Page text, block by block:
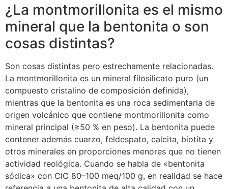
¿La montmorillonita es el mismo
mineral que la bentonita o son
cosas distintas?
Son cosas distintas pero estrechamente relacionadas.
La montmorillonita es un mineral filosilicato puro (un
compuesto cristalino de composición definida),
mientras que la bentonita es una roca sedimentaria de
origen volcánico que contiene montmorillonita como
mineral principal (≥50 % en peso). La bentonita puede
contener además cuarzo, feldespato, calcita, biotita y
otros minerales en proporciones menores que no tienen
actividad reológica. Cuando se habla de «bentonita
sódica» con CIC 80–100 meq/100 g, en realidad se hace